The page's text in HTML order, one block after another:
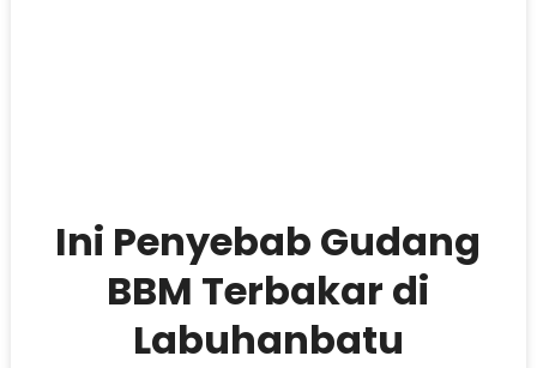
Ini Penyebab Gudang
BBM Terbakar di
Labuhanbatu